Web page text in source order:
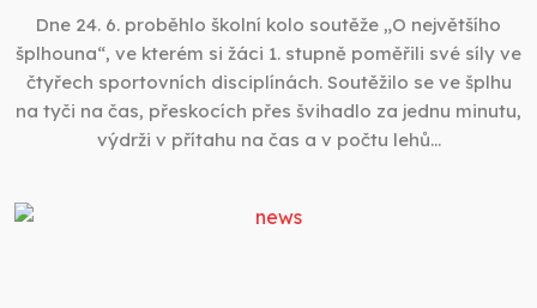
Dne 24. 6. proběhlo školní kolo soutěže „O největšího
šplhouna“, ve kterém si žáci 1. stupně poměřili své síly ve
čtyřech sportovních disciplínách. Soutěžilo se ve šplhu
na tyči na čas, přeskocích přes švihadlo za jednu minutu,
výdrži v přítahu na čas a v počtu lehů…